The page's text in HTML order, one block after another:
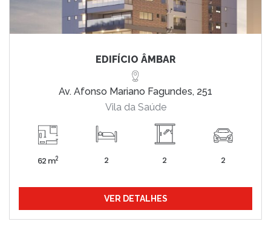
EDIFÍCIO ÂMBAR
Av. Afonso Mariano Fagundes, 251
Vila da Saúde
62 m2 2 2 2
VER DETALHES